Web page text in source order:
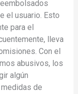
el usuario. Esto
para el
lleva
Con el
abusivos, los
algún
de